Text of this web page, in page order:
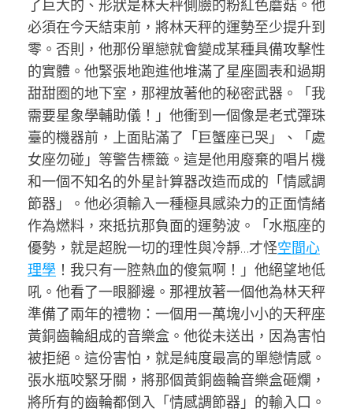
了巨大的、形狀是林天秤側臉的粉紅色蘑菇。他
必須在今天結束前，將林天秤的運勢至少提升到
零。否則，他那份單戀就會變成某種具備攻擊性
的實體。他緊張地跑進他堆滿了星座圖表和過期
甜甜圈的地下室，那裡放著他的秘密武器。「我
需要星象學輔助儀！」他衝到一個像是老式彈珠
臺的機器前，上面貼滿了「巨蟹座已哭」、「處
女座勿碰」等警告標籤。這是他用廢棄的唱片機
和一個不知名的外星計算器改造而成的「情感調
節器」。他必須輸入一種極具感染力的正面情緒
作為燃料，來抵抗那負面的運勢波。「水瓶座的
優勢，就是超脫一切的理性與冷靜…才怪空間心
理學 ！我只有一腔熱血的傻氣啊！」他絕望地低
吼。他看了一眼腳邊。那裡放著一個他為林天秤
準備了兩年的禮物：一個用一萬塊小小的天秤座
黃銅齒輪組成的音樂盒。他從未送出，因為害怕
被拒絕。這份害怕，就是純度最高的單戀情感。
張水瓶咬緊牙關，將那個黃銅齒輪音樂盒砸爛，
將所有的齒輪都倒入「情感調節器」的輸入口。